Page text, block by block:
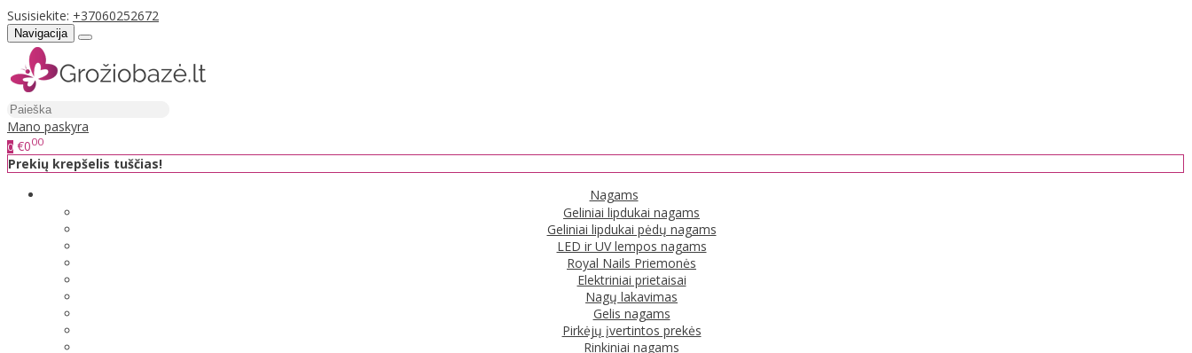
Susisiekite: +37060252672
Navigacija
Mano paskyra
0 €000
Prekių krepšelis tuščias!
Nagams
Geliniai lipdukai nagams
Geliniai lipdukai pėdų nagams
LED ir UV lempos nagams
Royal Nails Priemonės
Elektriniai prietaisai
Nagų lakavimas
Gelis nagams
Pirkėjų įvertintos prekės
Rinkiniai nagams